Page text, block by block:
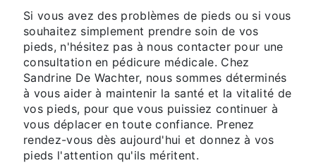
Si vous avez des problèmes de pieds ou si vous
souhaitez simplement prendre soin de vos
pieds, n'hésitez pas à nous contacter pour une
consultation en pédicure médicale. Chez
Sandrine De Wachter, nous sommes déterminés
à vous aider à maintenir la santé et la vitalité de
vos pieds, pour que vous puissiez continuer à
vous déplacer en toute confiance. Prenez
rendez-vous dès aujourd'hui et donnez à vos
pieds l'attention qu'ils méritent.